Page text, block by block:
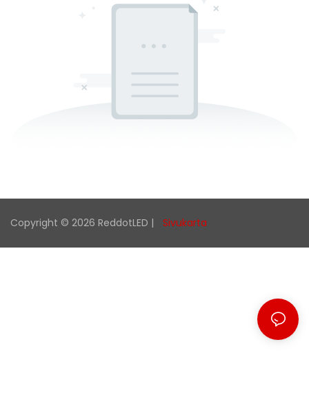
Copyright © 2026 ReddotLED | Sivukarta